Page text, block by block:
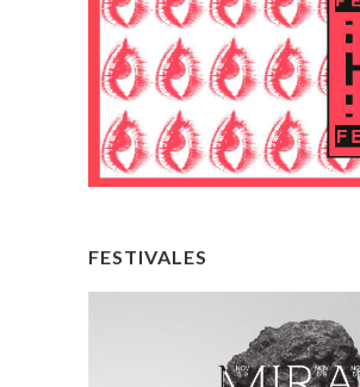
FESTIVALES